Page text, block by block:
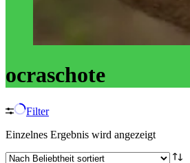
ocraschote
Filter
Einzelnes Ergebnis wird angezeigt